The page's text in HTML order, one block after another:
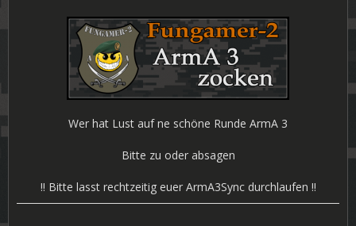
Wer hat Lust auf ne schöne Runde ArmA 3
Bitte zu oder absagen
!! Bitte lasst rechtzeitig euer ArmA3Sync durchlaufen !!